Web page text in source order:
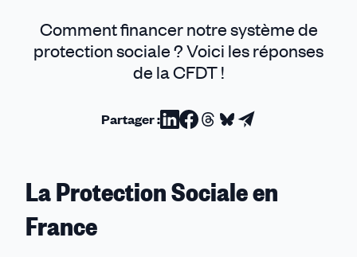
CFDT
Comment financer notre système de
protection sociale ? Voici les réponses
de la CFDT !
Partager :Partager
Linkedin
Partager
Facebook
Partager
Threads
Partager
Bluesky
Partager
La Protection Sociale en
France